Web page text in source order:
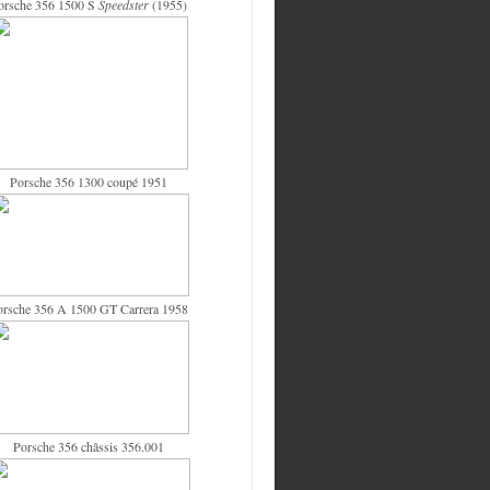
356 1500 S Speedster(1955)
Porsche 356 1300 coupé 1951
356 A 1500 GT Carrera 1958
Porsche 356 châssis 356.001